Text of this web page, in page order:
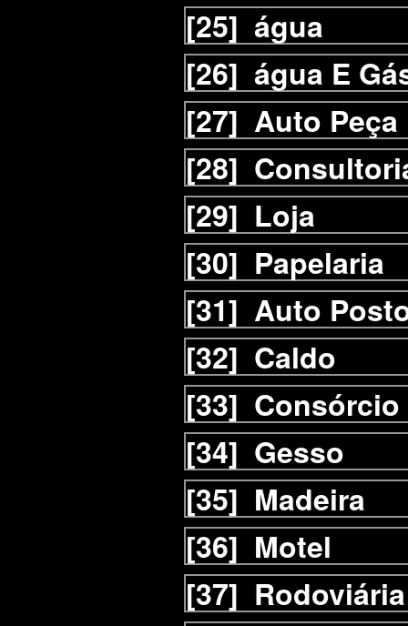
[25] água
[26] água E
[27] Auto Peça
[28]
[29] Loja
[30] Papelaria
[31] Auto
[32] Caldo
[33] Consórcio
[34] Gesso
[35] Madeira
[36] Motel
[37] Rodoviária